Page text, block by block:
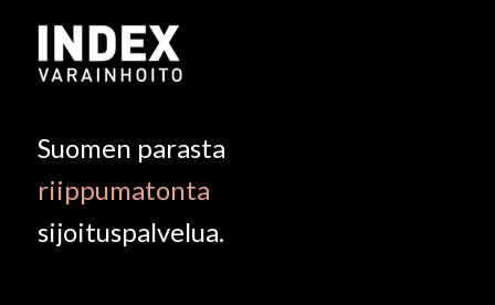
Suomen parasta
riippumatonta
sijoituspalvelua.